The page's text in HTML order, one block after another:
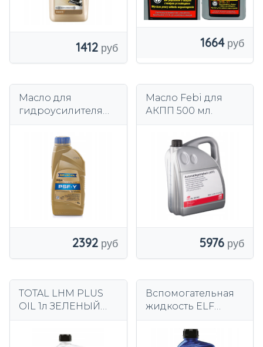
1412 1664
Масло для
гидроусилителя
001-01-999
2392
Масло Febi для
АКПП 500 мл.
5976
TOTAL LHM PLUS
OIL 1л ЗЕЛЕНЫЙ
Вспомогательная
жидкость ELF